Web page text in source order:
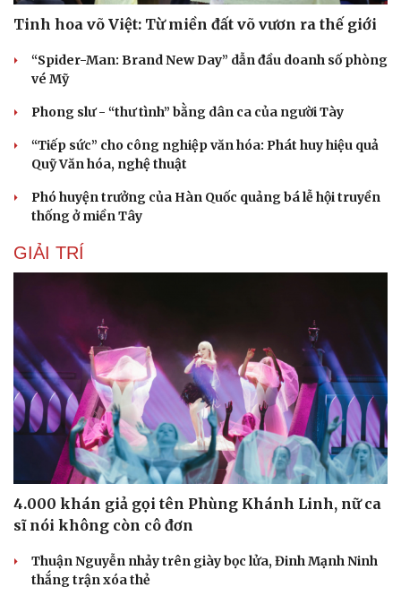
Tinh hoa võ Việt: Từ miền đất võ vươn ra thế giới
“Spider-Man: Brand New Day” dẫn đầu doanh số phòng
vé Mỹ
Phong slư - “thư tình” bằng dân ca của người Tày
“Tiếp sức” cho công nghiệp văn hóa: Phát huy hiệu quả
Quỹ Văn hóa, nghệ thuật
Phó huyện trưởng của Hàn Quốc quảng bá lễ hội truyền
thống ở miền Tây
GIẢI TRÍ
4.000 khán giả gọi tên Phùng Khánh Linh, nữ ca
sĩ nói không còn cô đơn
Thuận Nguyễn nhảy trên giày bọc lửa, Đinh Mạnh Ninh
thắng trận xóa thẻ